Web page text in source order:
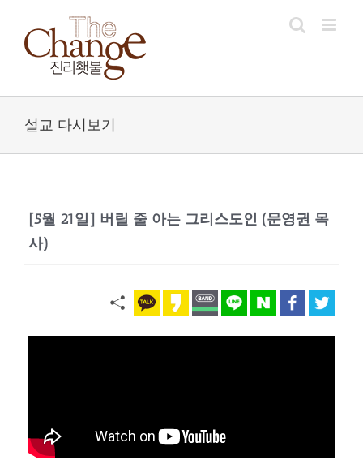
content
설교 다시보기
[5월 21일] 버릴 줄 아는 그리스도인 (문영권 목
사)